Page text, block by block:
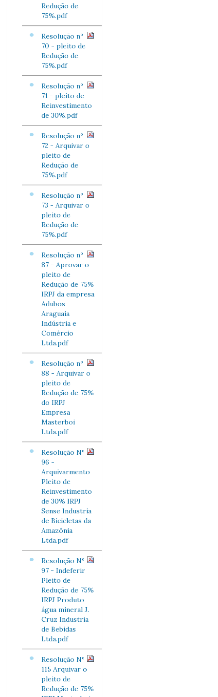
Redução de
75%.pdf
Resolução nº
70 - pleito de
Redução de
75%.pdf
Resolução nº
71 - pleito de
Reinvestimento
de 30%.pdf
Resolução nº
72 - Arquivar o
pleito de
Redução de
75%.pdf
Resolução nº
73 - Arquivar o
pleito de
Redução de
75%.pdf
Resolução nº
87 - Aprovar o
pleito de
Redução de 75%
IRPJ da empresa
Adubos
Araguaia
Indústria e
Comércio
Ltda.pdf
Resolução nº
88 - Arquivar o
pleito de
Redução de 75%
do IRPJ
Empresa
Masterboi
Ltda.pdf
Resolução Nº
96 -
Arquivarmento
Pleito de
Reinvestimento
de 30% IRPJ
Sense Industria
de Bicicletas da
Amazônia
Ltda.pdf
Resolução Nº
97 - Indeferir
Pleito de
Redução de 75%
IRPJ Produto
água mineral J.
Cruz Industria
de Bebidas
Ltda.pdf
Resolução Nº
115 Arquivar o
pleito de
Redução de 75%